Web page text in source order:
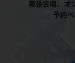
幕張会場、オ
予約